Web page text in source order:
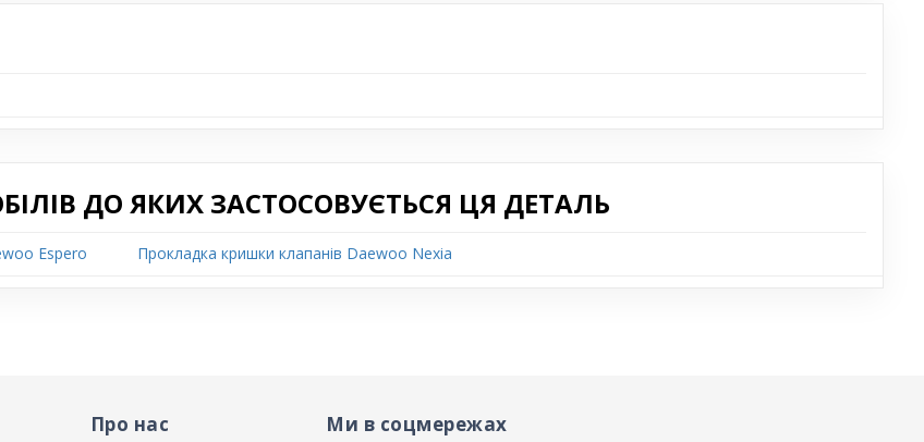
ДО ЯКИХ ЗАСТОСОВУЄТЬСЯ ЦЯ ДЕТАЛЬ
Espero Прокладка кришки клапанів Daewoo Nexia
Про нас Ми в соцмережах